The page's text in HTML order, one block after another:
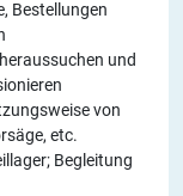
Bestellungen
und
von
etc.
Begleitung